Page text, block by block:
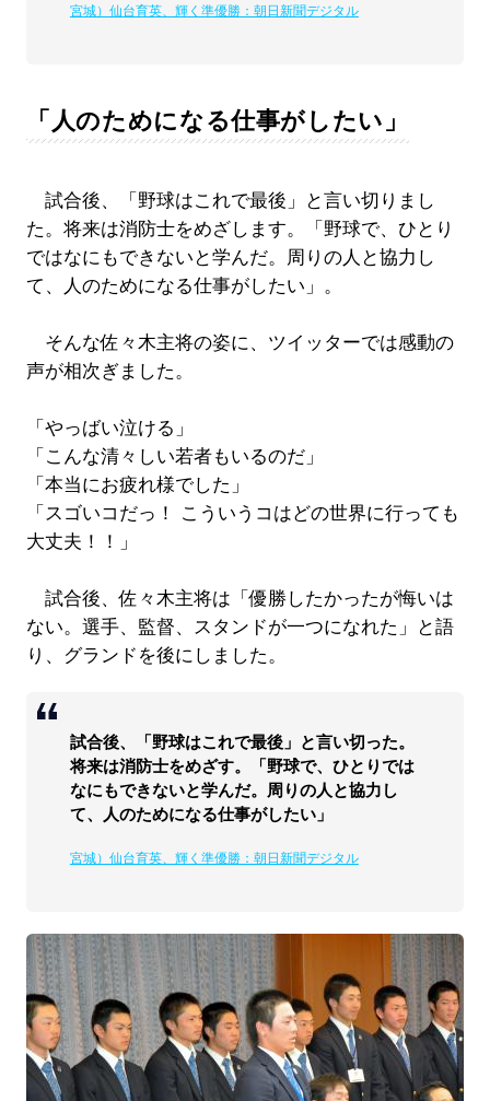
宮城）仙台育英、輝く準優勝：朝日新聞デジタル
「人のためになる仕事がしたい」
試合後、「野球はこれで最後」と言い切りまし
た。将来は消防士をめざします。「野球で、ひとり
ではなにもできないと学んだ。周りの人と協力し
て、人のためになる仕事がしたい」。
そんな佐々木主将の姿に、ツイッターでは感動の
声が相次ぎました。
「やっばい泣ける」
「こんな清々しい若者もいるのだ」
「本当にお疲れ様でした」
「スゴいコだっ！ こういうコはどの世界に行っても
大丈夫！！」
試合後、佐々木主将は「優勝したかったが悔いは
ない。選手、監督、スタンドが一つになれた」と語
り、グランドを後にしました。
試合後、「野球はこれで最後」と言い切った。
将来は消防士をめざす。「野球で、ひとりでは
なにもできないと学んだ。周りの人と協力し
て、人のためになる仕事がしたい」
宮城）仙台育英、輝く準優勝：朝日新聞デジタル